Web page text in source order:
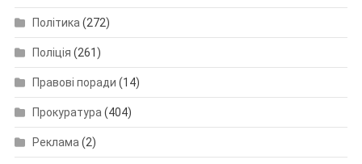
Політика (272)
Поліція (261)
Правові поради (14)
Прокуратура (404)
Реклама (2)